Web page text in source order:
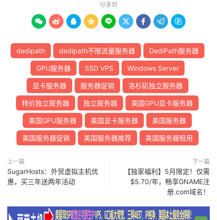
分享到
        
dedipath dedipath不限流量服务器 DediPath服务器
GPU服务器 SSD VPS Windows Server
显卡服务器 服务器促销 洛杉矶独立服务器
特价独立服务器 独立服务器 美国GPU显卡服务器
美国GPU服务器 美国显卡服务器 美国服务器
美国服务器促销 美国服务器推荐 美国服务器租用
上一篇
SugarHosts：外贸虚拟主机优
惠，买三年送两年活动
下一篇
【独家福利】5月限定！仅需
$5.70/年，畅享GNAME注
册.com域名！